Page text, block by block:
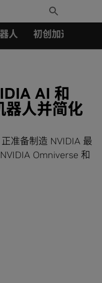
Toggle
Search
人 初创加速会员成
AI 和
人并简化
准备制造 NVIDIA 最
Omniverse 和